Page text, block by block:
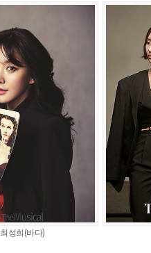
최성희(바다)